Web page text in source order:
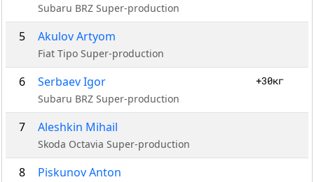
Subaru BRZ Super-production
5 Akulov Artyom
Fiat Tipo Super-production
6 Serbaev Igor
Subaru BRZ Super-production
+30кг
7 Aleshkin Mihail
Skoda Octavia Super-production
8 Piskunov Anton